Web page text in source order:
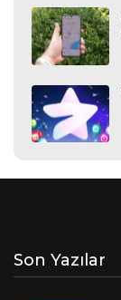
Son Yazılar